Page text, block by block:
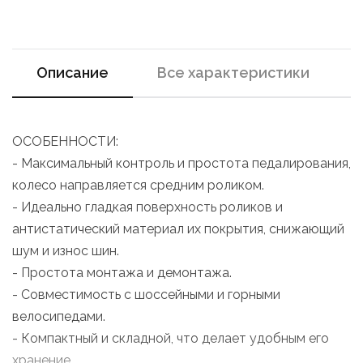
Описание Все характеристики
ОСОБЕННОСТИ:
- Максимальный контроль и простота педалирования,
колесо направляется средним роликом.
- Идеально гладкая поверхность роликов и
антистатический материал их покрытия, снижающий
шум и износ шин.
- Простота монтажа и демонтажа.
- Совместимость с шоссейными и горными
велосипедами.
- Компактный и складной, что делает удобным его